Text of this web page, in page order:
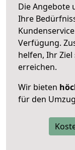
Die Angebote
Ihre
Verfügung.
helfen, Ihr Ziel
erreichen.
Wir bieten
für den